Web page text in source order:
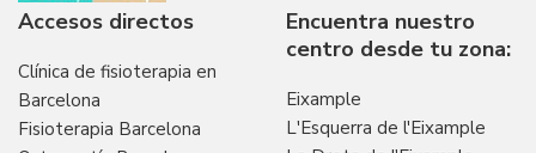
Accesos directos
Clínica de fisioterapia en
Barcelona
Fisioterapia Barcelona
Encuentra nuestro
centro desde tu zona:
Eixample
L'Esquerra de l'Eixample